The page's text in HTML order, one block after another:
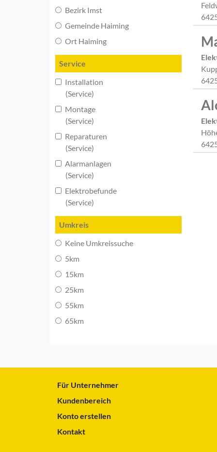
Bezirk Imst
Gemeinde Haiming
Ort Haiming
Service
Installation
(Service)
Montage
(Service)
Reparaturen
(Service)
Alarmanlagen
(Service)
Elektrobefunde
(Service)
Umkreis
Keine Umkreissuche
5km
15km
25km
55km
65km
Für Unternehmer
Kundenbereich
Konto erstellen
Kontakt